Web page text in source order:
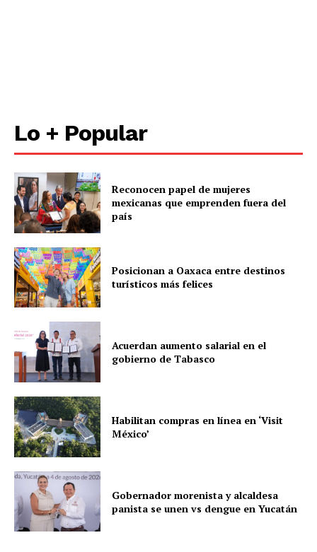
Lo + Popular
Reconocen papel de mujeres
mexicanas que emprenden fuera del
país
Posicionan a Oaxaca entre destinos
turísticos más felices
Acuerdan aumento salarial en el
gobierno de Tabasco
Habilitan compras en línea en ‘Visit
México’
Gobernador morenista y alcaldesa
panista se unen vs dengue en Yucatán